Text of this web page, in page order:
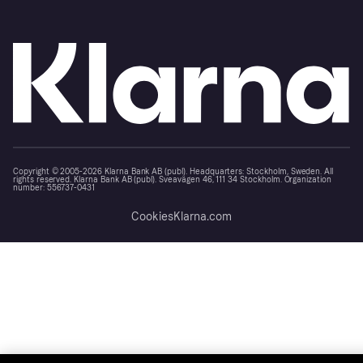
Copyright © 2005-2026 Klarna Bank AB (publ). Headquarters: Stockholm, Sweden. All
rights reserved. Klarna Bank AB (publ). Sveavägen 46, 111 34 Stockholm. Organization
number: 556737-0431
CookiesKlarna.com